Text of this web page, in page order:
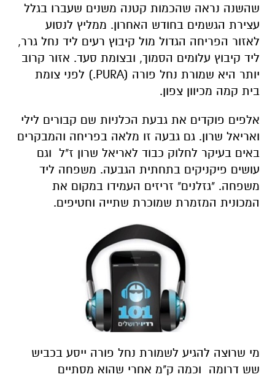
שהשנה נראה שהכמות קטנה משנים שעברו בגלל
עצירת הגשמים בחודש האחרון. ממליץ לנסוע
לאזור הפריחה הגדול מול קיבוץ רעים ליד נחל גרר,
ליד קיבוץ עלומים הסמוך, ובצומת סעד. אזור קרוב
יותר היא שמורת נחל פורה (PURA.) לפני צומת
בית קמה מכיוון צפון.
אלפים פוקדים את גבעת הכלניות שם קבורים לילי
ואריאל שרון. גם גבעה זו מלאה בפריחה והמבקרים
באים בעיקר לחלוק כבוד לאריאל שרון ז"ל וגם
עושים פיקניקים בתחתית הגבעה. משפחה ליד
משפחה. "גזלנים" זריזים העמידו במקום את
המכונית המזמרת שמוכרת שתייה וחטיפים.
מי שרוצה להגיע לשמורת נחל פורה ייסע בכביש
שש דרומה וכמה ק"מ אחרי שהוא מסתיים